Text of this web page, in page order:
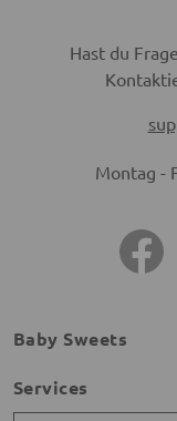
Hast du
Montag -
Baby Sweets
Services